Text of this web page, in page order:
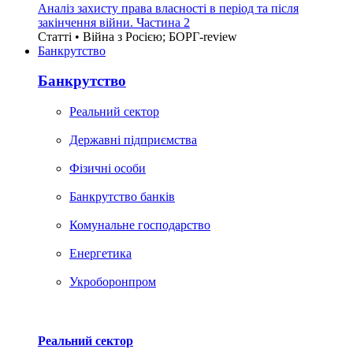
Аналіз захисту права власності в період та після
закінчення війни. Частина 2
Статті • Війна з Росією; БОРГ-review
Банкрутство
Банкрутство
Реальний сектор
Державні підприємства
Фізичні особи
Банкрутство банків
Комунальне господарство
Енергетика
Укроборонпром
Реальний сектор